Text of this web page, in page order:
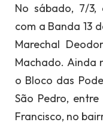
No sábado, 7/
com a Banda 13
Marechal
Machado. Ainda
o Bloco das
São Pedro,
Francisco, no